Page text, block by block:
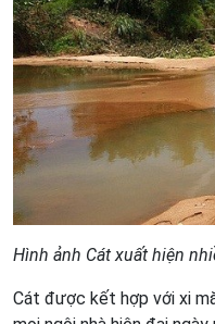
Hình ảnh Cát xuất hiện
Cát được kết hợp với xi